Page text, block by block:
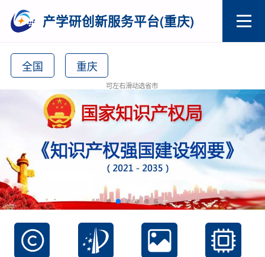
产学研创新服务平台(重庆)
全国 重庆
可左右滑动选省市